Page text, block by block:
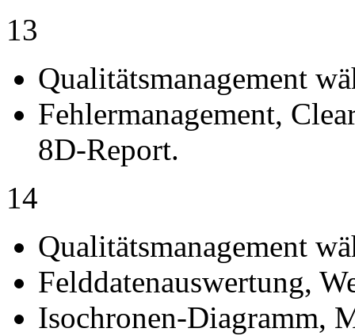
13
Qualitätsmanagement
Fehlermanagement,
8D-Report.
14
Qualitätsmanagement
Felddatenauswertung,
Isochronen-Diagramm,